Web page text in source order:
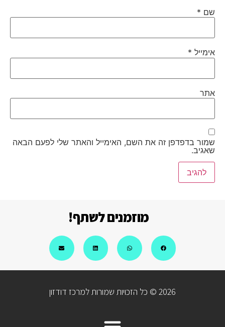
שם *
אימייל *
אתר
שמור בדפדפן זה את השם, האימייל והאתר שלי לפעם הבאה
שאגיב.
מוזמנים לשתף!
2026 © כל הזכויות שמורות למרכז דודזון